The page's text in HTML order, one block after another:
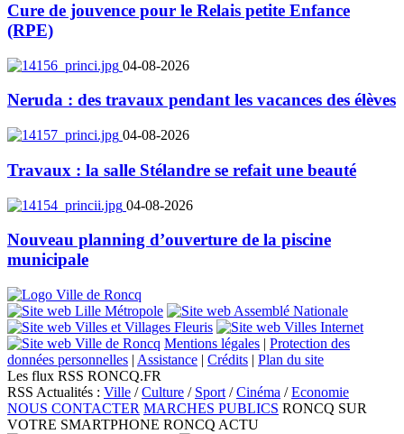
Cure de jouvence pour le Relais petite Enfance
(RPE)
04-08-2026
Neruda : des travaux pendant les vacances des élèves
04-08-2026
Travaux : la salle Stélandre se refait une beauté
04-08-2026
Nouveau planning d’ouverture de la piscine
municipale
Mentions légales | Protection des
données personnelles | Assistance | Crédits | Plan du site
Les flux RSS RONCQ.FR
RSS Actualités : Ville /Culture / Sport /Cinéma /Economie
NOUS CONTACTER MARCHES PUBLICS RONCQ SUR
VOTRE SMARTPHONE RONCQ ACTU